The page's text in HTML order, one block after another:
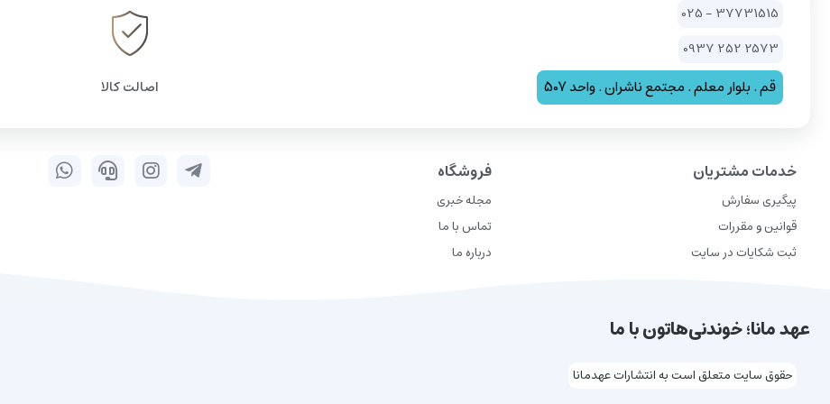
37731515 - 025
2573 252 0937
قم . بلوار معلم . مجتمع ناشران . واحد 507 اصالت کالا
خدمات مشتریان
پیگیری سفارش
قوانین و مقررات
ثبت شکایات در سایت
فروشگاه
مجله خبری
تماس با ما
درباره ما
عهد مانا؛ خوندنی‌هاتون با ما
حقوق سایت متعلق است به انتشارات عهدمانا